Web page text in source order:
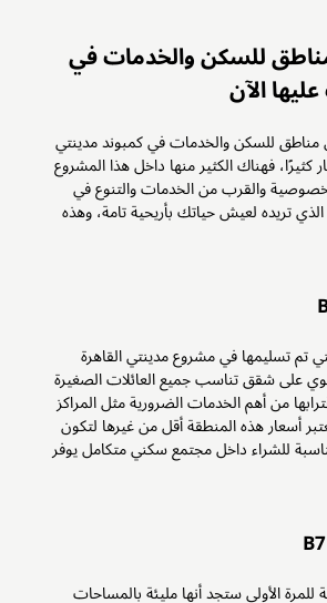
للسكن والخدمات في
الآن
للسكن والخدمات في كمبوند مدينتي
كثيرًا، فهناك الكثير منها داخل هذا المشروع
والقرب من الخدمات والتنوع في
تريده لعيش حياتك بأريحية تامة، وهذه
تم تسليمها في مشروع مدينتي القاهرة
على شقق تناسب جميع العائلات الصغيرة
من أهم الخدمات الضرورية مثل المراكز
أسعار هذه المنطقة أقل من غيرها لتكون
للشراء داخل مجتمع سكني متكامل يوفر
الأولى ستجد أنها مليئة بالمساحات